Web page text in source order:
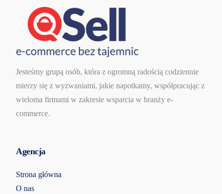
Jesteśmy grupą osób, która z ogromną radością codziennie
mierzy się z wyzwaniami, jakie napotkamy, współpracując z
wieloma firmami w zakresie wsparcia w branży e-
commerce.
Agencja
Strona główna
O nas